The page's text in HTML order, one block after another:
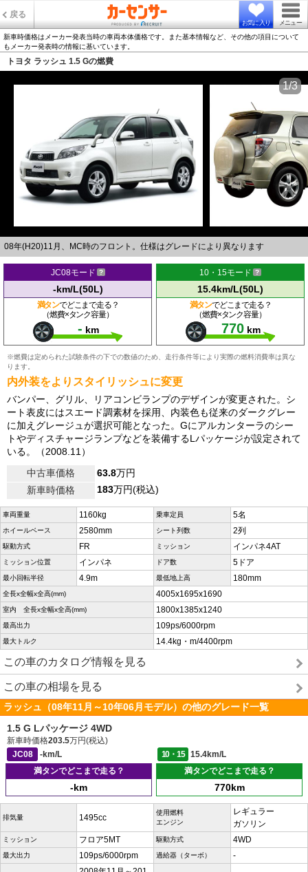
戻る
お気に入り メニュー
新車時価格はメーカー発表当時の車両本体価格です。また基本情報など、その他の項目について
もメーカー発表時の情報に基いています。
トヨタ ラッシュ 1.5 Gの燃費
08年(H20)11月、MC時のフロント。仕様はグレードにより異なります
1/3
JC08モード
-km/L(50L)
満タンでどこまで走る？
（燃費×タンク容量）
- km
10・15モード
15.4km/L(50L)
満タンでどこまで走る？
（燃費×タンク容量）
770 km
※燃費は定められた試験条件の下での数値のため、走行条件等により実際の燃料消費率は異な
ります。
内外装をよりスタイリッシュに変更
バンパー、グリル、リアコンビランプのデザインが変更された。シ
ート表皮にはスエード調素材を採用、内装色も従来のダークグレー
に加えグレージュが選択可能となった。Gにアルカンターラのシー
トやディスチャージランプなどを装備するLパッケージが設定されて
いる。（2008.11）
中古車価格
63.8万円
新車時価格
183万円(税込)
車両重量 1160kg 乗車定員 5名
ホイールベース 2580mm シート列数 2列
駆動方式 FR ミッション インパネ4AT
ミッション位置 インパネ ドア数 5ドア
最小回転半径 4.9m 最低地上高 180mm
全長x全幅x全高(mm) 4005x1695x1690
室内 全長x全幅x全高(mm) 1800x1385x1240
最高出力 109ps/6000rpm
最大トルク 14.4kg・m/4400rpm
この車のカタログ情報を見る
この車の相場を見る
ラッシュ（08年11月～10年06月モデル）の他のグレード一覧
1.5 G Lパッケージ 4WD
新車時価格203.5万円(税込)
JC08
-km/L 10・15
15.4km/L
満タンでどこまで走る？
-km
満タンでどこまで走る？
770km
排気量 1495cc
使用燃料
エンジン
レギュラー
ガソリン
ミッション フロア5MT 駆動方式 4WD
最大出力 109ps/6000rpm 過給器（ターボ） -